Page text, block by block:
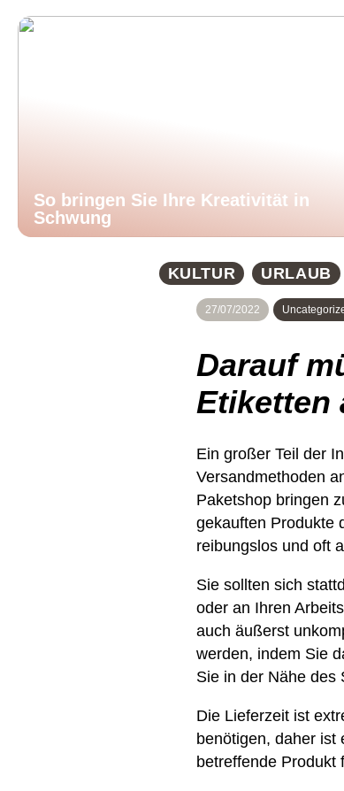
So bringen Sie Ihre Kreativität in
Schwung
KULTUR URLAUB
27/07/2022
Darauf
Etiketten
Ein großer Teil der
Versandmethoden
Paketshop bringen
gekauften Produkte
reibungslos und oft
Sie sollten sich
oder an Ihren
auch äußerst
werden, indem Sie
Sie in der Nähe des
Die Lieferzeit ist
benötigen, daher ist
betreffende Produkt